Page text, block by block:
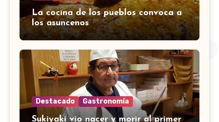
La cocina de los pueblos convoca a
los asuncenos
Destacado Gastronomía
Sukiyaki vio nacer y morir al primer